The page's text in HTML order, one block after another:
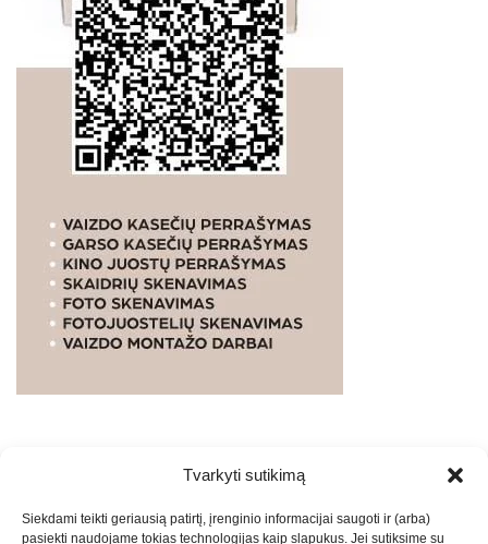
Tvarkyti sutikimą
Siekdami teikti geriausią patirtį, įrenginio informacijai saugoti ir (arba)
pasiekti naudojame tokias technologijas kaip slapukus. Jei sutiksime su
PASLAUGOS. SEO tekstų rašymas, turinio kūrimas,